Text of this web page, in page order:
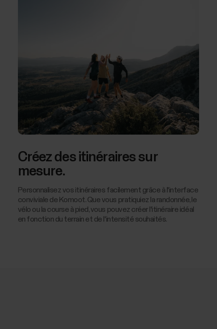
Créez des itinéraires sur
mesure.
Personnalisez vos itinéraires facilement grâce à l'interface
conviviale de Komoot. Que vous pratiquiez la randonnée, le
vélo ou la course à pied, vous pouvez créer l'itinéraire idéal
en fonction du terrain et de l'intensité souhaités.